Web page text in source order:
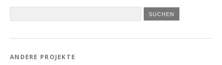
ANDERE PROJEKTE